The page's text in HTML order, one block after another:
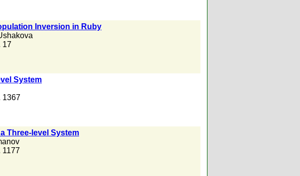
Inversion in Ruby
17
System
1367
Three-level System
1177